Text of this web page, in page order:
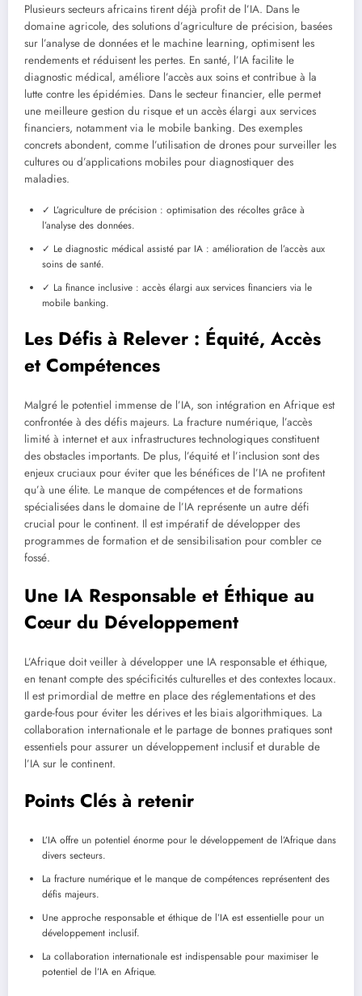
Plusieurs secteurs africains tirent déjà profit de l’IA. Dans le
domaine agricole, des solutions d’agriculture de précision, basées
sur l’analyse de données et le machine learning, optimisent les
rendements et réduisent les pertes. En santé, l’IA facilite le
diagnostic médical, améliore l’accès aux soins et contribue à la
lutte contre les épidémies. Dans le secteur financier, elle permet
une meilleure gestion du risque et un accès élargi aux services
financiers, notamment via le mobile banking. Des exemples
concrets abondent, comme l’utilisation de drones pour surveiller les
cultures ou d’applications mobiles pour diagnostiquer des
maladies.
✓ L’agriculture de précision : optimisation des récoltes grâce à
l’analyse des données.
✓ Le diagnostic médical assisté par IA : amélioration de l’accès aux
soins de santé.
✓ La finance inclusive : accès élargi aux services financiers via le
mobile banking.
Les Défis à Relever : Équité, Accès
et Compétences
Malgré le potentiel immense de l’IA, son intégration en Afrique est
confrontée à des défis majeurs. La fracture numérique, l’accès
limité à internet et aux infrastructures technologiques constituent
des obstacles importants. De plus, l’équité et l’inclusion sont des
enjeux cruciaux pour éviter que les bénéfices de l’IA ne profitent
qu’à une élite. Le manque de compétences et de formations
spécialisées dans le domaine de l’IA représente un autre défi
crucial pour le continent. Il est impératif de développer des
programmes de formation et de sensibilisation pour combler ce
fossé.
Une IA Responsable et Éthique au
Cœur du Développement
L’Afrique doit veiller à développer une IA responsable et éthique,
en tenant compte des spécificités culturelles et des contextes locaux.
Il est primordial de mettre en place des réglementations et des
garde-fous pour éviter les dérives et les biais algorithmiques. La
collaboration internationale et le partage de bonnes pratiques sont
essentiels pour assurer un développement inclusif et durable de
l’IA sur le continent.
Points Clés à retenir
L’IA offre un potentiel énorme pour le développement de l’Afrique dans
divers secteurs.
La fracture numérique et le manque de compétences représentent des
défis majeurs.
Une approche responsable et éthique de l’IA est essentielle pour un
développement inclusif.
La collaboration internationale est indispensable pour maximiser le
potentiel de l’IA en Afrique.